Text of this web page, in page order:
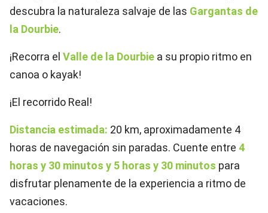
descubra la naturaleza salvaje de las Gargantas de
la Dourbie.
¡Recorra el Valle de la Dourbie a su propio ritmo en
canoa o kayak!
¡El recorrido Real!
Distancia estimada: 20 km, aproximadamente 4
horas de navegación sin paradas. Cuente entre 4
horas y 30 minutos y 5 horas y 30 minutos para
disfrutar plenamente de la experiencia a ritmo de
vacaciones.